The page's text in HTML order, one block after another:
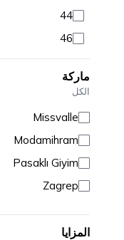
44
46
48
50
ماركة
الكل
Missvalle
Modamihram
Pasaklı Giyim
Zagrep
المزايا